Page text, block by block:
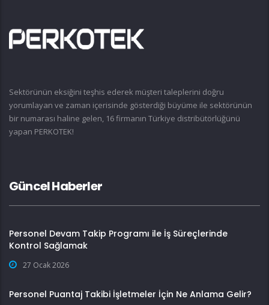
Sektörünün eksiğini teşhis ederek müşteri taleplerini doğru
yorumlayan ve zaman içerisinde gösterdiği büyüme ile sektörünün
bir numarası haline gelen, 16 firmanın Türkiye distribütörlüğünü
yapan PERKOTEK!
Güncel Haberler
Personel Devam Takip Programı ile İş Süreçlerinde
Kontrol Sağlamak
27 Ocak 2026
Personel Puantaj Takibi İşletmeler İçin Ne Anlama Gelir?